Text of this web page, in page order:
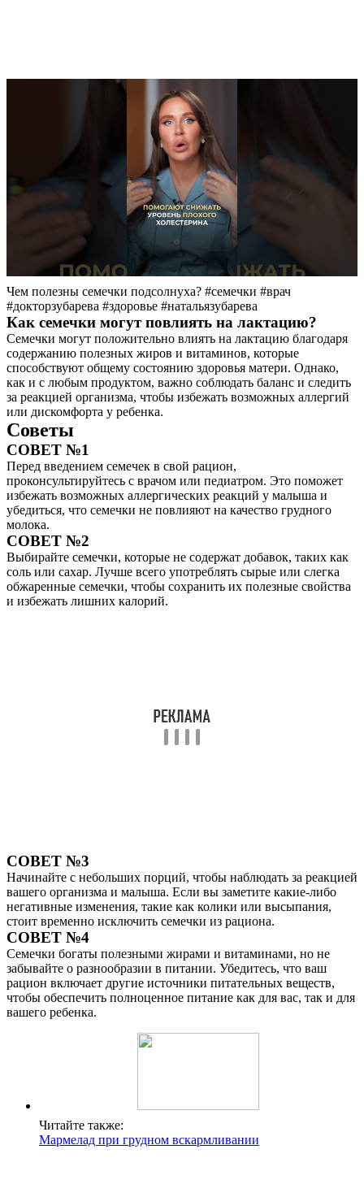
Чем полезны семечки подсолнуха? #семечки #врач
#докторзубарева #здоровье #натальязубарева
Как семечки могут повлиять на лактацию?
Семечки могут положительно влиять на лактацию благодаря
содержанию полезных жиров и витаминов, которые
способствуют общему состоянию здоровья матери. Однако,
как и с любым продуктом, важно соблюдать баланс и следить
за реакцией организма, чтобы избежать возможных аллергий
или дискомфорта у ребенка.
Советы
СОВЕТ №1
Перед введением семечек в свой рацион,
проконсультируйтесь с врачом или педиатром. Это поможет
избежать возможных аллергических реакций у малыша и
убедиться, что семечки не повлияют на качество грудного
молока.
СОВЕТ №2
Выбирайте семечки, которые не содержат добавок, таких как
соль или сахар. Лучше всего употреблять сырые или слегка
обжаренные семечки, чтобы сохранить их полезные свойства
и избежать лишних калорий.
СОВЕТ №3
Начинайте с небольших порций, чтобы наблюдать за реакцией
вашего организма и малыша. Если вы заметите какие-либо
негативные изменения, такие как колики или высыпания,
стоит временно исключить семечки из рациона.
СОВЕТ №4
Семечки богаты полезными жирами и витаминами, но не
забывайте о разнообразии в питании. Убедитесь, что ваш
рацион включает другие источники питательных веществ,
чтобы обеспечить полноценное питание как для вас, так и для
вашего ребенка.
Читайте также:
Мармелад при грудном вскармливании